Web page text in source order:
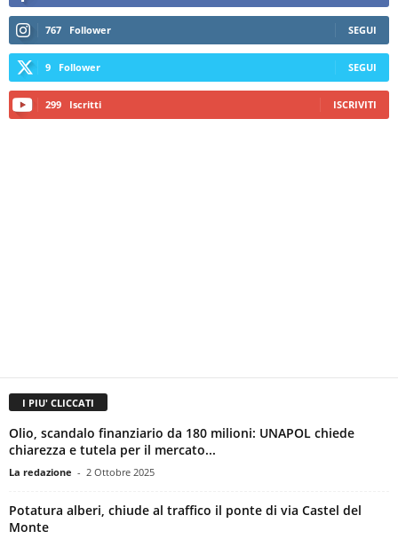
767 Follower SEGUI
9 Follower SEGUI
299 Iscritti ISCRIVITI
I PIU' CLICCATI
Olio, scandalo finanziario da 180 milioni: UNAPOL chiede
chiarezza e tutela per il mercato...
La redazione - 2 Ottobre 2025
Potatura alberi, chiude al traffico il ponte di via Castel del
Monte